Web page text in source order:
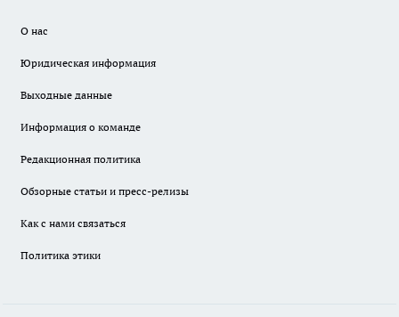
О нас
Юридическая информация
Выходные данные
Информация о команде
Редакционная политика
Обзорные статьи и пресс-релизы
Как с нами связаться
Политика этики